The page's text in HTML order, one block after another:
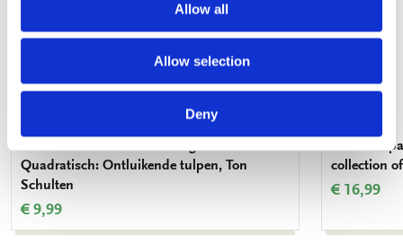
Allow all
Allow selection
Deny
Quadratisch: Ontluikende tulpen, Ton
Schulten
€ 9,99
collection
€ 16,99